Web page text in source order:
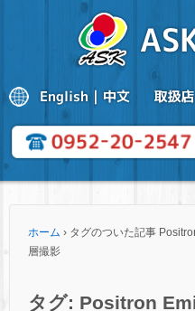
ホーム › タグのついた記事
層撮影
タグ: Positron